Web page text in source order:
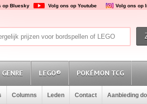
op Bluesky Volg ons op Youtube Volg ons op
LEGO® POKÉMON TCG
Columns Leden Contact Aanbieding